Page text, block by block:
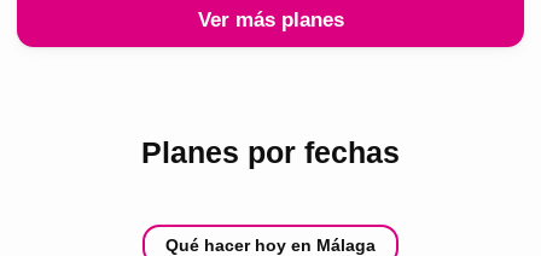
Ver más planes
Planes por fechas
Qué hacer hoy en Málaga